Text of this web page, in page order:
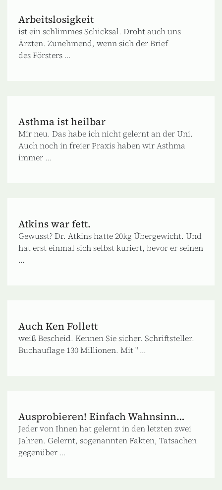
Arbeitslosigkeit
ist ein schlimmes Schicksal. Droht auch uns
Ärzten. Zunehmend, wenn sich der Brief
des Försters ...
Asthma ist heilbar
Mir neu. Das habe ich nicht gelernt an der Uni.
Auch noch in freier Praxis haben wir Asthma
immer ...
Atkins war fett.
Gewusst? Dr. Atkins hatte 20kg Übergewicht. Und
hat erst einmal sich selbst kuriert, bevor er seinen
...
Auch Ken Follett
weiß Bescheid. Kennen Sie sicher. Schriftsteller.
Buchauflage 130 Millionen. Mit " ...
Ausprobieren! Einfach Wahnsinn…
Jeder von Ihnen hat gelernt in den letzten zwei
Jahren. Gelernt, sogenannten Fakten, Tatsachen
gegenüber ...